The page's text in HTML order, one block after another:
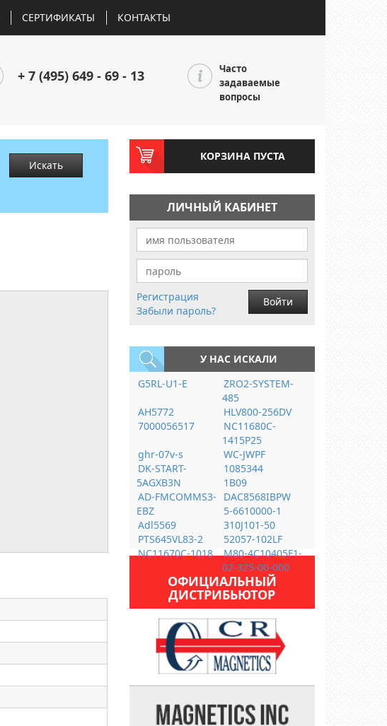
СЕРТИФИКАТЫ КОНТАКТЫ
+ 7 (495) 649 - 69 - 13
Часто
задаваемые
вопросы
Искать
КОРЗИНА ПУСТА
ЛИЧНЫЙ КАБИНЕТ
Регистрация
Забыли пароль?
Войти
У НАС ИСКАЛИ
G5RL-U1-E
ZRO2-SYSTEM-
485
AH5772
HLV800-256DV
7000056517
NC11680C-
1415P25
ghr-07v-s
WC-JWPF
DK-START-
5AGXB3N
1085344
1B09
AD-FMCOMMS3-
EBZ
DAC8568IBPW
5-6610000-1
Adl5569
310J101-50
PTS645VL83-2
52057-102LF
NC11670C-1018
M80-4C10405F1-
02-325-00-000
ОФИЦИАЛЬНЫЙ
ДИСТРИБЬЮТОР